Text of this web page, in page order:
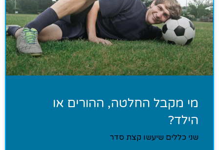
מי מקבל החלטה, ההורים או
הילד?
שני כללים שיעשו קצת סדר